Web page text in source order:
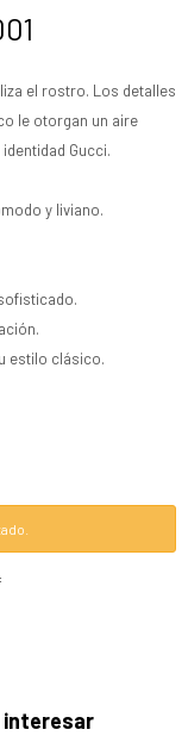
el rostro. Los detalles
le otorgan un aire
Gucci.
y liviano.
estilo clásico.
interesar